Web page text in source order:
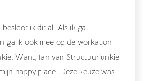
besloot ik dit al. Als ik ga
ga ik ook mee op de workation
Want, fan van Structuurjunkie
happy place. Deze keuze was